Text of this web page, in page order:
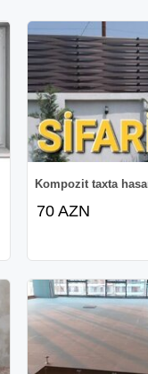
Kompozit taxta
70 AZN